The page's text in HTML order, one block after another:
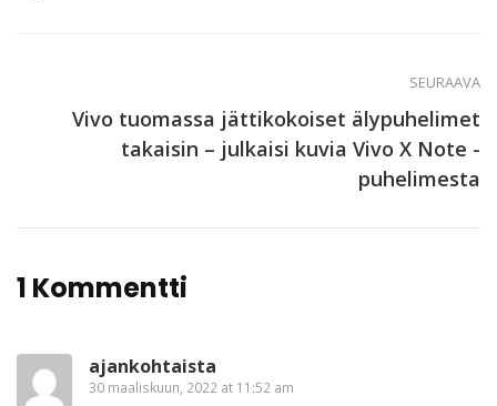
SEURAAVA
Vivo tuomassa jättikokoiset älypuhelimet
takaisin – julkaisi kuvia Vivo X Note -
puhelimesta
1 Kommentti
ajankohtaista
30 maaliskuun, 2022 at 11:52 am